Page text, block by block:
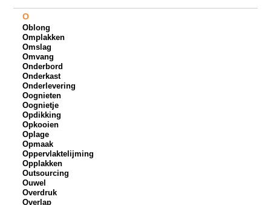
O
Oblong
Omplakken
Omslag
Omvang
Onderbord
Onderkast
Onderlevering
Oognieten
Oognietje
Opdikking
Opkooien
Oplage
Opmaak
Oppervlaktelijming
Opplakken
Outsourcing
Ouwel
Overdruk
Overlap